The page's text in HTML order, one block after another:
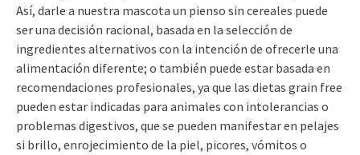
Así, darle a nuestra mascota un pienso sin cereales puede
ser una decisión racional, basada en la selección de
ingredientes alternativos con la intención de ofrecerle una
alimentación diferente; o también puede estar basada en
recomendaciones profesionales, ya que las dietas grain free
pueden estar indicadas para animales con intolerancias o
problemas digestivos, que se pueden manifestar en pelajes
si brillo, enrojecimiento de la piel, picores, vómitos o